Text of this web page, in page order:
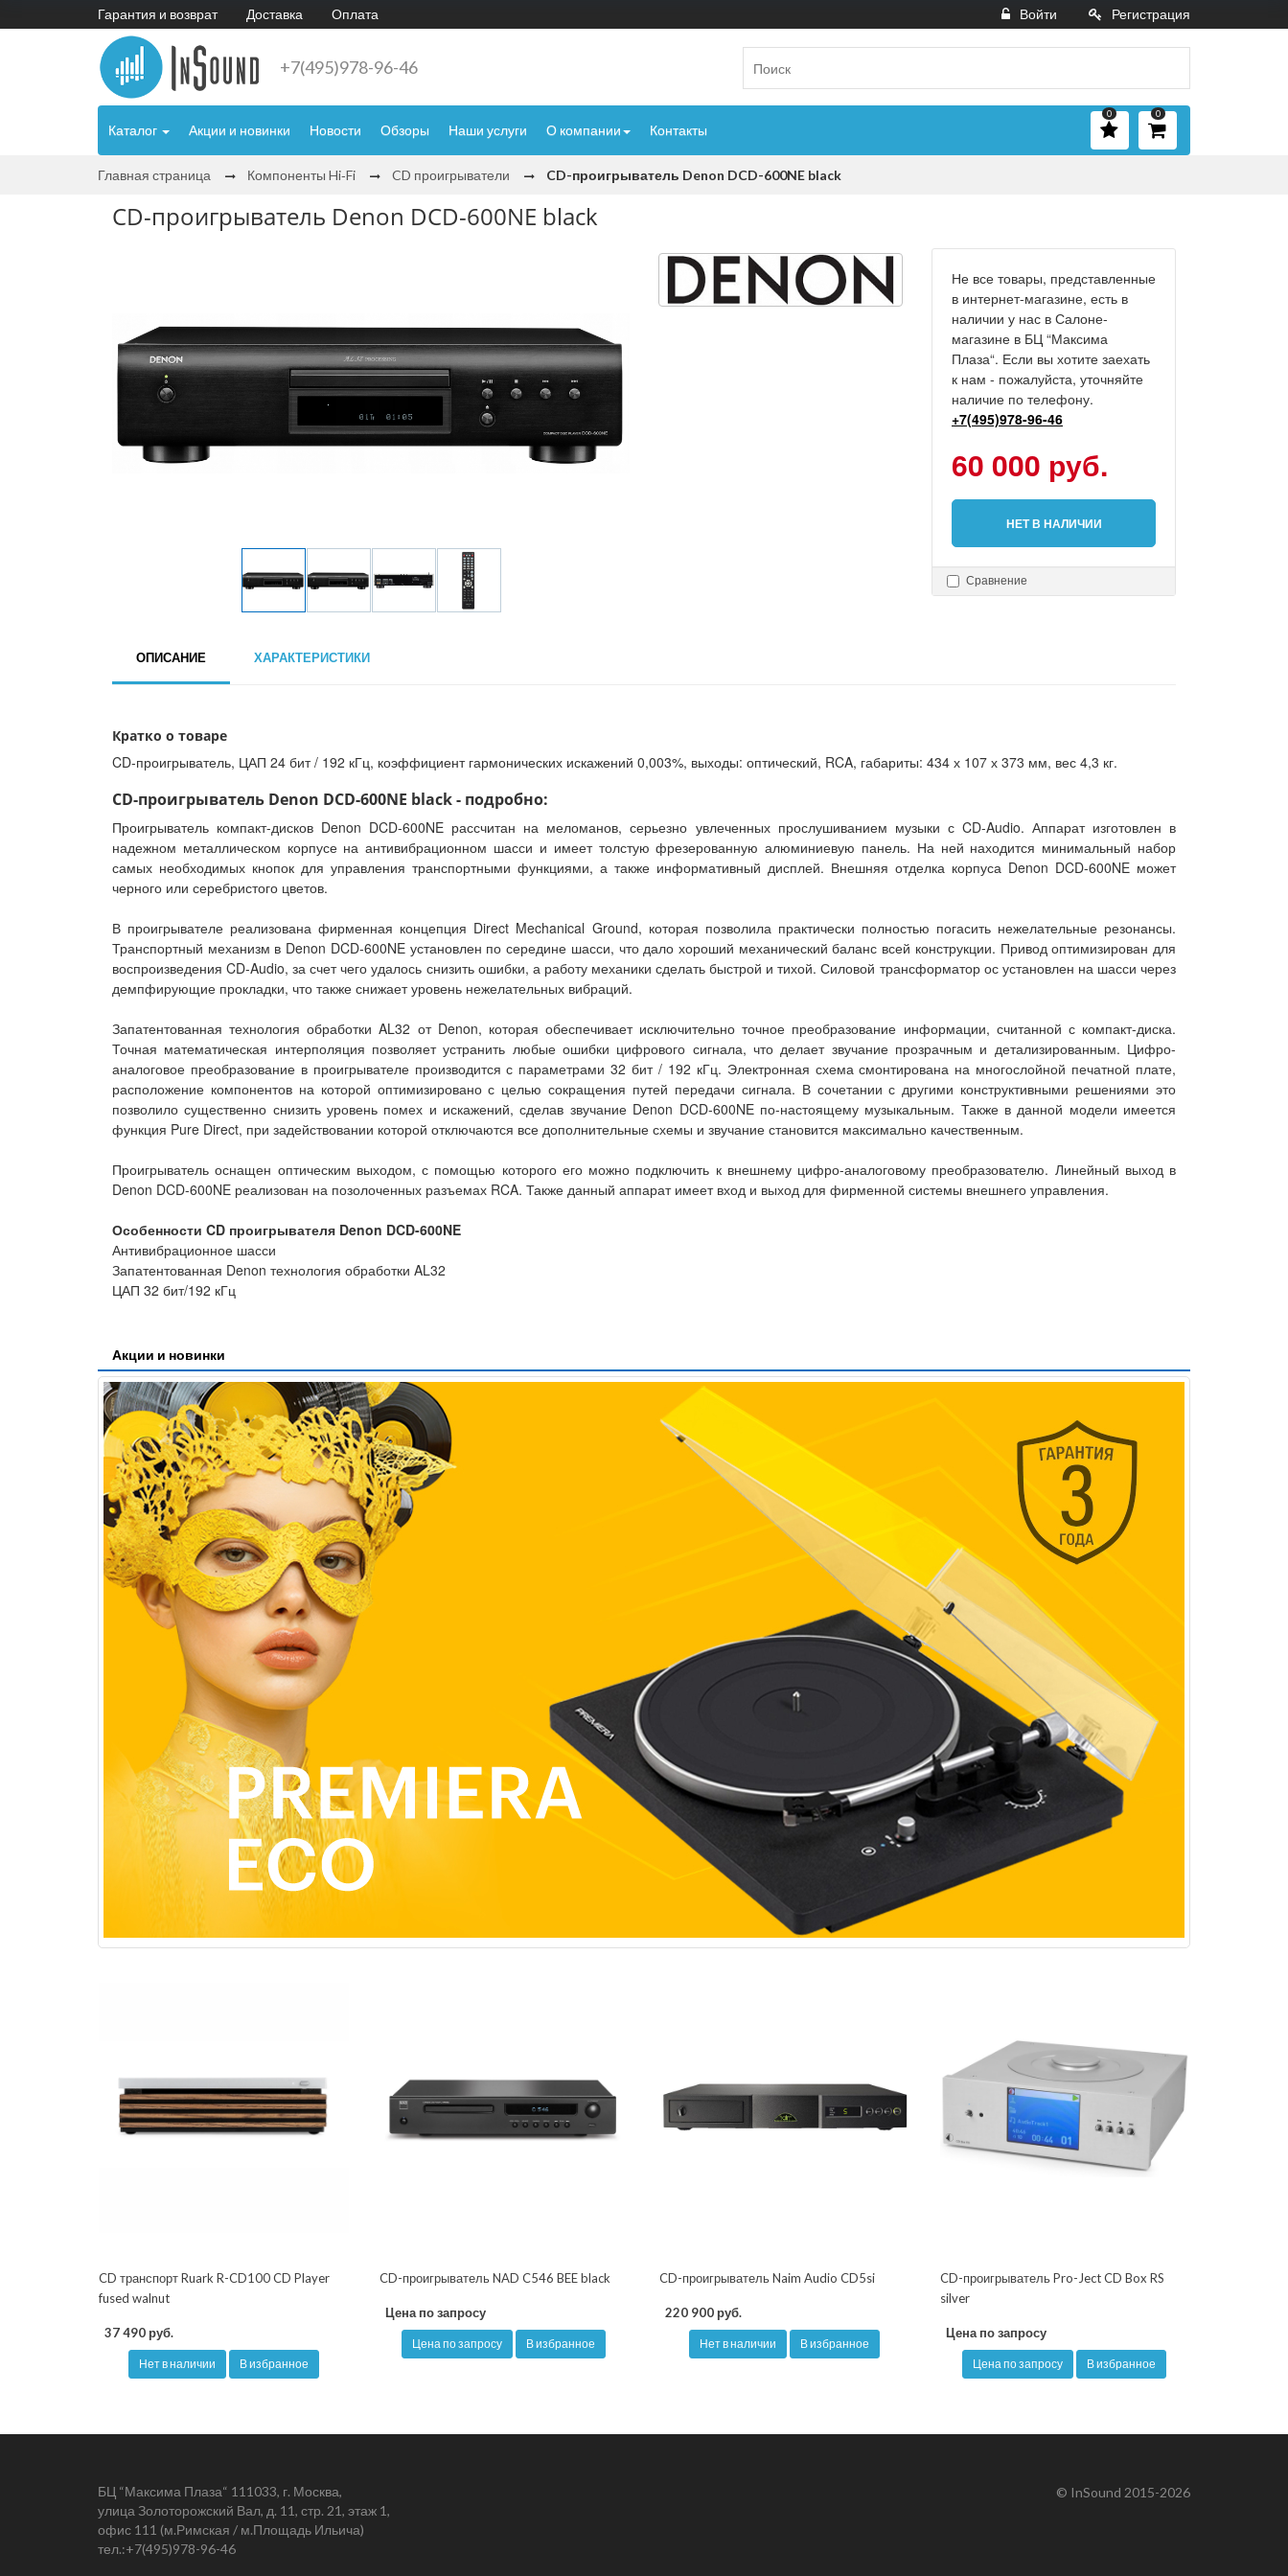
Гарантия и возврат Доставка Оплата Войти Регистрация
+7(495)978-96-46
Каталог Акции и новинки Новости Обзоры Наши услуги О компании Контакты
0
0
Главная страница Компоненты Hi‑Fi CD проигрыватели CD-проигрыватель Denon DCD-600NE black
CD-проигрыватель Denon DCD-600NE black
Не все товары, представленные
в интернет-магазине, есть в
наличии у нас в Салоне-
магазине в БЦ “Максима
Плаза“. Если вы хотите заехать
к нам - пожалуйста, уточняйте
наличие по телефону.
+7(495)978-96-46
60 000 руб.
НЕТ В НАЛИЧИИ
Сравнение
ОПИСАНИЕ ХАРАКТЕРИСТИКИ
Кратко о товаре
CD-проигрыватель, ЦАП 24 бит / 192 кГц, коэффициент гармонических искажений 0,003%, выходы: оптический, RCA, габариты: 434 х 107 х 373 мм, вес 4,3 кг.
CD-проигрыватель Denon DCD-600NE black - подробно:
Проигрыватель компакт-дисков Denon DCD-600NE рассчитан на меломанов, серьезно увлеченных прослушиванием музыки с CD-Audio. Аппарат изготовлен в
надежном металлическом корпусе на антивибрационном шасси и имеет толстую фрезерованную алюминиевую панель. На ней находится минимальный набор
самых необходимых кнопок для управления транспортными функциями, а также информативный дисплей. Внешняя отделка корпуса Denon DCD-600NE может
черного или серебристого цветов.
В проигрывателе реализована фирменная концепция Direct Mechanical Ground, которая позволила практически полностью погасить нежелательные резонансы.
Транспортный механизм в Denon DCD-600NE установлен по середине шасси, что дало хороший механический баланс всей конструкции. Привод оптимизирован для
воспроизведения CD-Audio, за счет чего удалось снизить ошибки, а работу механики сделать быстрой и тихой. Силовой трансформатор ос установлен на шасси через
демпфирующие прокладки, что также снижает уровень нежелательных вибраций.
Запатентованная технология обработки AL32 от Denon, которая обеспечивает исключительно точное преобразование информации, считанной с компакт-диска.
Точная математическая интерполяция позволяет устранить любые ошибки цифрового сигнала, что делает звучание прозрачным и детализированным. Цифро-
аналоговое преобразование в проигрывателе производится с параметрами 32 бит / 192 кГц. Электронная схема смонтирована на многослойной печатной плате,
расположение компонентов на которой оптимизировано с целью сокращения путей передачи сигнала. В сочетании с другими конструктивными решениями это
позволило существенно снизить уровень помех и искажений, сделав звучание Denon DCD-600NE по-настоящему музыкальным. Также в данной модели имеется
функция Pure Direct, при задействовании которой отключаются все дополнительные схемы и звучание становится максимально качественным.
Проигрыватель оснащен оптическим выходом, с помощью которого его можно подключить к внешнему цифро-аналоговому преобразователю. Линейный выход в
Denon DCD-600NE реализован на позолоченных разъемах RCA. Также данный аппарат имеет вход и выход для фирменной системы внешнего управления.
Особенности CD проигрывателя Denon DCD-600NE
Антивибрационное шасси
Запатентованная Denon технология обработки AL32
ЦАП 32 бит/192 кГц
Акции и новинки
CD транспорт Ruark R-CD100 CD Player
fused walnut
37 490 руб.
Нет в наличии В избранное
CD-проигрыватель NAD C546 BEE black
Цена по запросу
Цена по запросу В избранное
CD-проигрыватель Naim Audio CD5si
220 900 руб.
Нет в наличии В избранное
CD-проигрыватель Pro-Ject CD Box RS
silver
Цена по запросу
Цена по запросу В избранное
БЦ “Максима Плаза“ 111033, г. Москва,
улица Золоторожский Вал, д. 11, стр. 21, этаж 1,
офис 111 (м.Римская / м.Площадь Ильича)
тел.:+7(495)978-96-46
© InSound 2015-2026